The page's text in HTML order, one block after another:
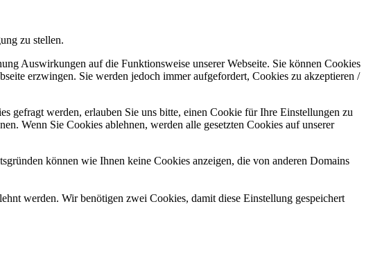
zu stellen.
Auswirkungen auf die Funktionsweise unserer Webseite. Sie können Cookies
erzwingen. Sie werden jedoch immer aufgefordert, Cookies zu akzeptieren /
gefragt werden, erlauben Sie uns bitte, einen Cookie für Ihre Einstellungen zu
Wenn Sie Cookies ablehnen, werden alle gesetzten Cookies auf unserer
können wie Ihnen keine Cookies anzeigen, die von anderen Domains
werden. Wir benötigen zwei Cookies, damit diese Einstellung gespeichert